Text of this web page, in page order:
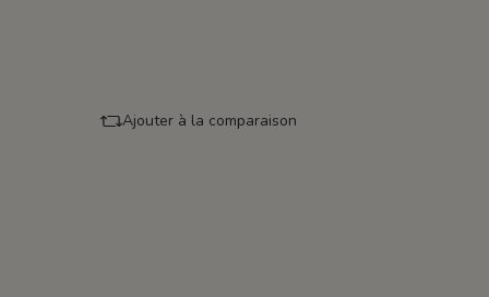
Ajouter à la comparaison